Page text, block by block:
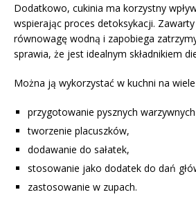
Dodatkowo, cukinia ma korzystny
wspierając proces detoksykacji.
równowagę wodną i zapobiega
sprawia, że jest idealnym składnikiem
Można ją wykorzystać w kuchni na
przygotowanie pysznych
tworzenie placuszków,
dodawanie do sałatek,
stosowanie jako dodatek do dań
zastosowanie w zupach.